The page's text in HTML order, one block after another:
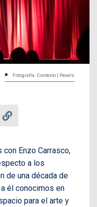
Fotografía: Contexto | Pexels
con Enzo Carrasco,
a los
de una década de
él conocimos en
para el arte y